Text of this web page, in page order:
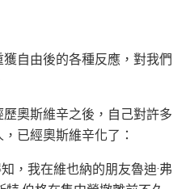
自由後的各種反應，對我們
奧斯維辛之後，自己對許多
已經奧斯維辛化了：
，我在維也納的朋友魯迪·弗